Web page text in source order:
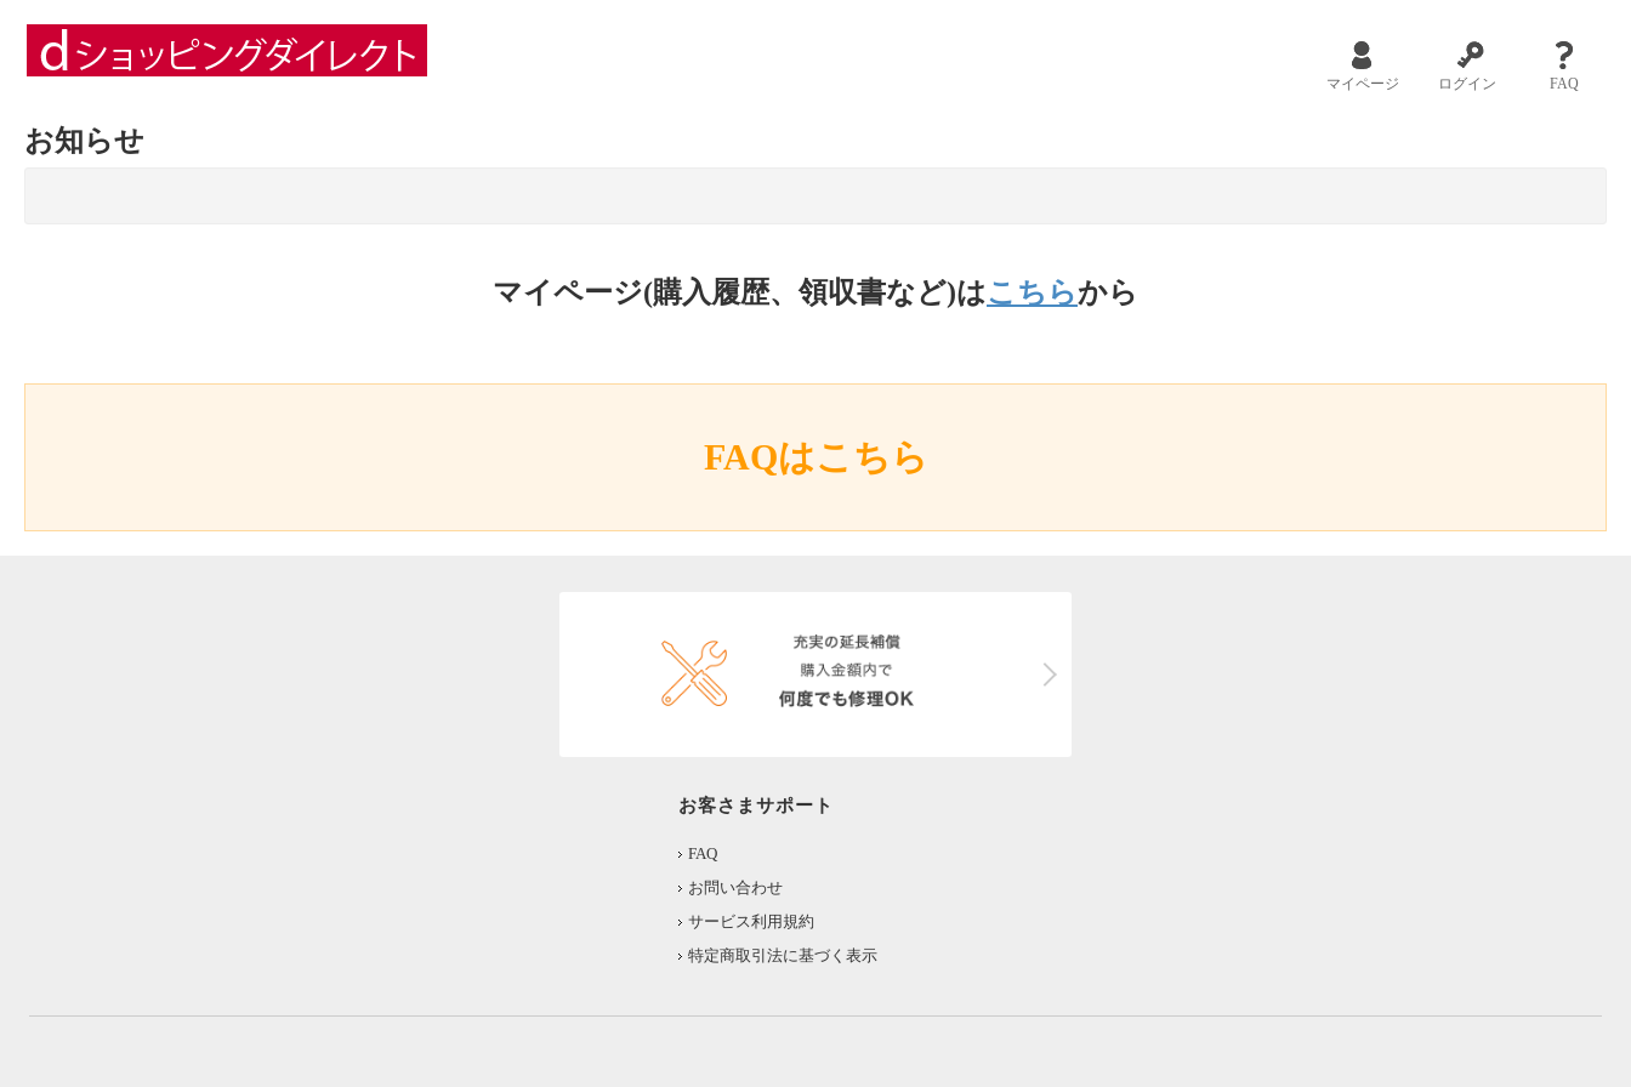
マイページ ログイン FAQ
お知らせ
マイページ(購入履歴、領収書など)はこちらから
FAQはこちら
お客さまサポート
FAQ
お問い合わせ
サービス利用規約
特定商取引法に基づく表示